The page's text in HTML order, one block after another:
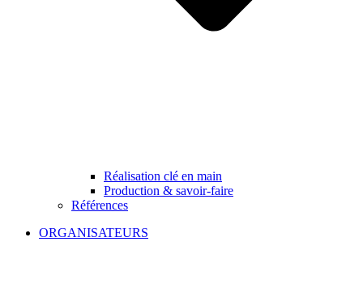
Réalisation clé en main
Production & savoir-faire
Références
ORGANISATEURS